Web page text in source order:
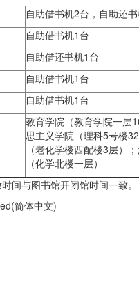
自助借书机2台，自助还
自助借书机1台
自助借还书机1台
自助借书机1台
自助借书机1台
教育学院（教育学院一层
思主义学院（理科5号楼
（老化学楼西配楼3层）
（化学北楼一层）
间与图书馆开闭馆时间一致。
简体中文)